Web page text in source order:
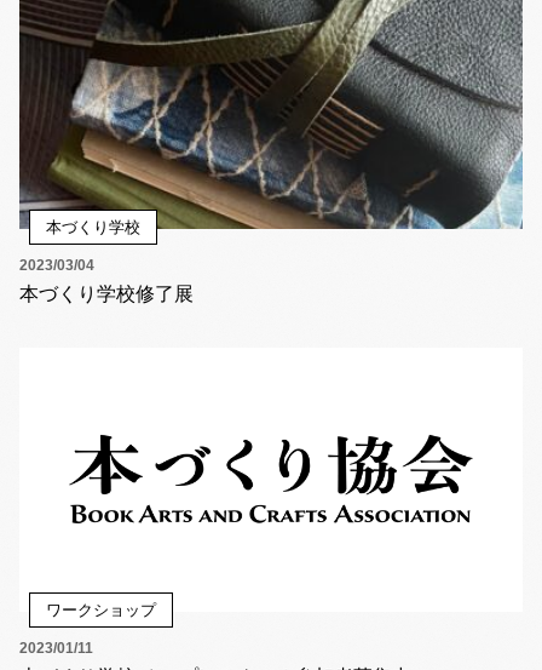
本づくり学校
2023/03/04
本づくり学校修了展
ワークショップ
2023/01/11